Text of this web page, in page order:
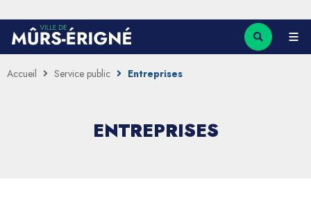
Accueil Service public Entreprises
ENTREPRISES